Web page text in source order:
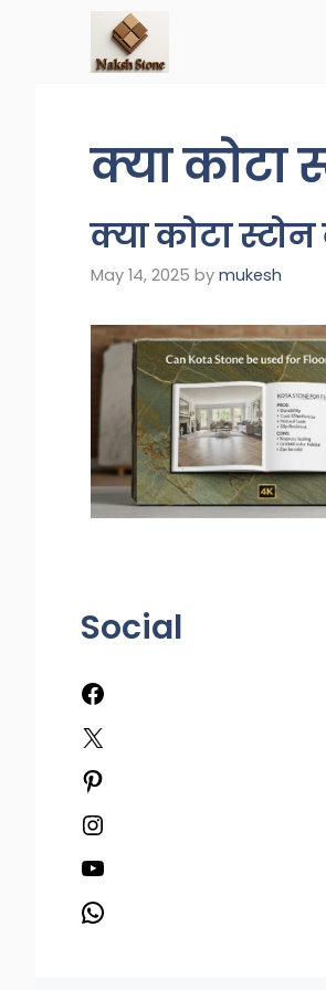
क्या कोटा
क्या कोटा
May 14, 2025 by mukesh
Social